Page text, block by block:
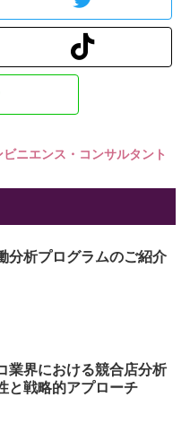
ビニエンス・コンサルタント
分析プログラムのご紹介
業界における競合店分析
と戦略的アプローチ